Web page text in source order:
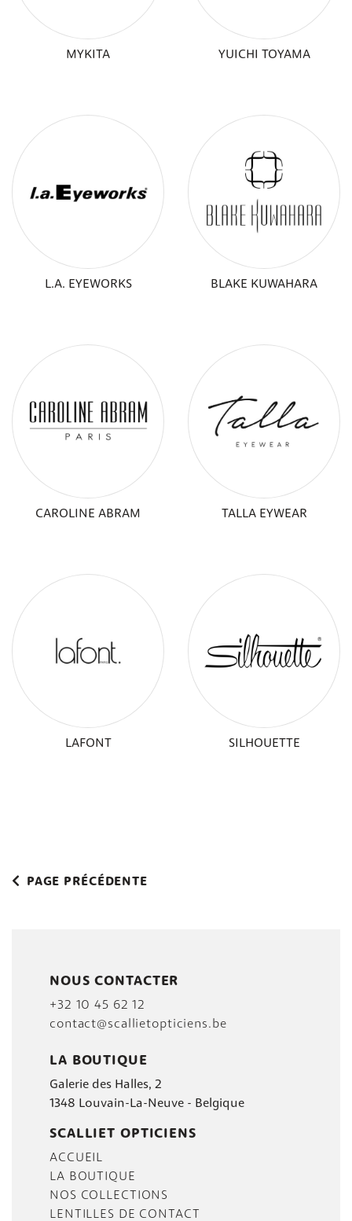
MYKITA YUICHI TOYAMA
L.A. EYEWORKS BLAKE KUWAHARA
CAROLINE ABRAM TALLA EYWEAR
LAFONT SILHOUETTE
PAGE PRÉCÉDENTE
NOUS CONTACTER
+32 10 45 62 12
contact@scallietopticiens.be
LA BOUTIQUE
Galerie des Halles, 2
1348 Louvain-La-Neuve - Belgique
SCALLIET OPTICIENS
ACCUEIL
LA BOUTIQUE
NOS COLLECTIONS
LENTILLES DE CONTACT